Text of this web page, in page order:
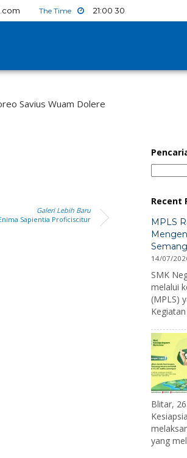
21:00 30
Savius Wuam Dolere
Galeri Lebih Baru
Sapientia Proficiscitur
Recent
MPLS
14/07/
SMK
melalui
(MPLS)
Blitar,
yang